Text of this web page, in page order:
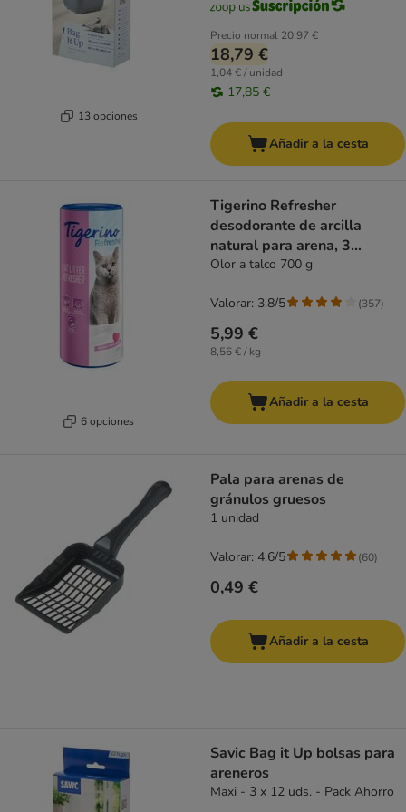
13 opciones
Precio normal 20,97 €
18,79 €
1,04 € / unidad
17,85 €
Añadir a la cesta
6 opciones
Tigerino Refresher
desodorante de arcilla
natural para arena, 3
variedades
Olor a talco 700 g
5,99 €
8,56 € / kg
Valorar: 3.8/5 (357)
Añadir a la cesta
Pala para arenas de
gránulos gruesos
1 unidad
0,49 €
Valorar: 4.6/5 (60)
Añadir a la cesta
Savic Bag it Up bolsas para
areneros
Maxi - 3 x 12 uds. - Pack Ahorro